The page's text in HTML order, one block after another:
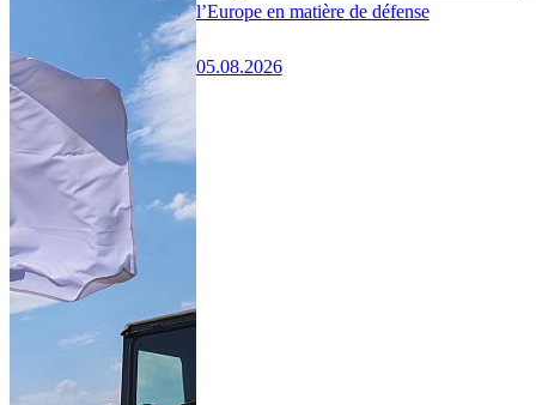
l’Europe en matière de défense
05.08.2026